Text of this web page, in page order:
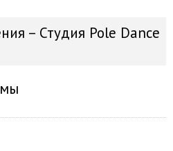
– Студия Pole Dance